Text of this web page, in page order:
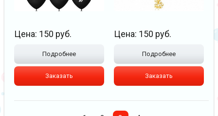
Цена: 150 руб.
Подробнее
Заказать
Цена: 150 руб.
Подробнее
Заказать